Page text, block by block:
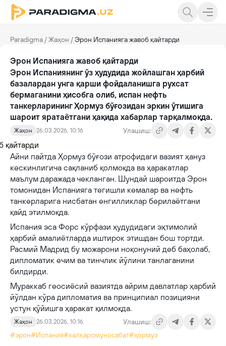
Paradigma /Жаҳон /Эрон Испанияга жавоб қайтарди
Эрон Испанияга жавоб қайтарди
Эрон Испаниянинг ўз ҳудудида жойлашган ҳарбий
базалардан унга қарши фойдаланишга рухсат
бермаганини ҳисобга олиб, испан нефть
танкерларининг Ҳормуз бўғозидан эркин ўтишига
шароит яратаётгани ҳақида хабарлар тарқалмоқда.
Жаҳон 26.03.2026, 10:16 Улашиш:
Айни пайтда Ҳормуз бўғози атрофидаги вазият ҳануз
кескинлигича сақланиб қолмоқда ва ҳаракатлар
маълум даражада чекланган. Шундай шароитда Эрон
томонидан Испанияга тегишли кемалар ва нефть
танкерларига нисбатан енгилликлар берилаётгани
қайд этилмоқда.
Испания эса Форс кўрфази ҳудудидаги эҳтимолий
ҳарбий амалиётларда иштирок этишдан бош тортди.
Расмий Мадрид бу можарони ноқонуний деб баҳолаб,
дипломатик ечим ва тинчлик йўлини танлаганини
билдирди.
Мураккаб геосиёсий вазиятда айрим давлатлар ҳарбий
йўлдан кўра дипломатия ва принципиал позицияни
устун қўйишга ҳаракат қилмоқда.
Жаҳон 26.03.2026, 10:16
Улашиш:
#эрон#Испания#халқаромуносабат#ҳормуз